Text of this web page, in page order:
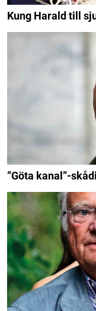
Kung Harald till
”Göta kanal”-